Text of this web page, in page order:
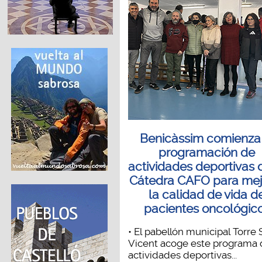
Benicàssim
programación de
actividades deportivas
Cátedra CAFO para
la calidad de vida
pacientes
• El pabellón municipal Torre
Vicent acoge este programa
actividades deportivas...